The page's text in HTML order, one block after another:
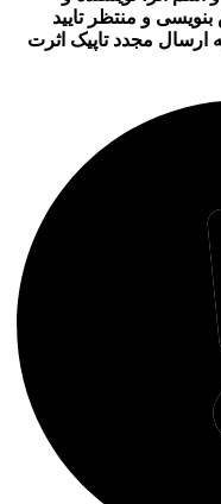
و منتظر تایید
مجدد تاپیک اثرت